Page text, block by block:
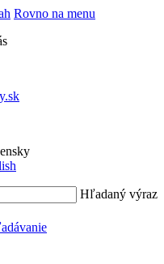
Rovno na menu
Hľadaný výraz